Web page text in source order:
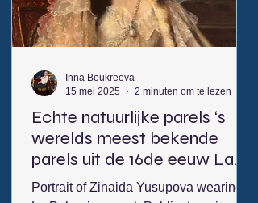
deze voorbereidende schetsen voor
schilderijen blijven
Echte natuurlijke parels ‘s
werelds meest bekende
parels uit de 16de eeuw La
Peregrina and La Pelegrina.
Portrait of Zinaida Yusupova wearing
Inna Boukreeva
15 mei 2025
2 minuten om te lezen